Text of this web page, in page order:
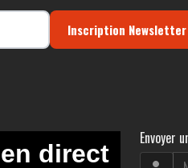
Inscription
Envoyer